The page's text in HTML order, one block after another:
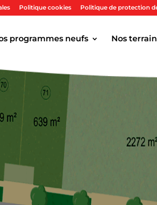
Politique cookies Politique de protection
programmes neufs Nos